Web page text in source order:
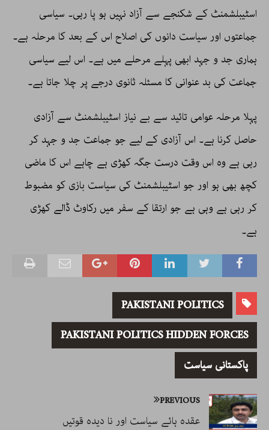
اسٹیبلشمنٹ کے شکنجے سے آزاد نہیں ہو پا رہی۔ سیاسی
جماعتوں اور سیاست دانوں کی اصلاح اس کے بعد کا مرحلہ ہے۔
ہماری جد و جہد ابھی پہلے مرحلے میں ہے۔ اس لیے سیاسی
جماعت کی بد عنوانی کا مسئلہ ثانوی درجے پر چلا جاتا ہے۔
پہلا مرحلہ عوامی تائید سے بے نیاز اسٹیبلشمنٹ سے آزادی
حاصل کرنا ہے۔ اس آزادی کے لیے جو جماعت جد و جہد کر
رہی ہے وہ اس وقت درست جگہ کھڑی ہے چاہے اس کا ماضی
کچھ بھی ہو اور جو اسٹیبلشمنٹ کی سیاست بازی کو مضبوط
کر رہی ہے وہی ہے جو ارتقا کے سفر میں رکاوٹ ڈالے کھڑی
ہے۔
PAKISTANI POLITICS
PAKISTANI POLITICS HIDDEN FORCES
پاکستانی سیاست
PREVIOUS
عقدہ ہائے سیاست اور نا دیدہ قوتیں